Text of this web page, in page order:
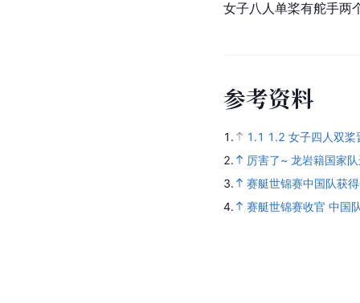
女子八人单桨有舵手两
参考资料
1. 1.1 1.2 女子四人双桨
2.
厉害了~ 龙岩籍国家
3.
赛艇世锦赛中国队获
4.
赛艇世锦赛收官 中国